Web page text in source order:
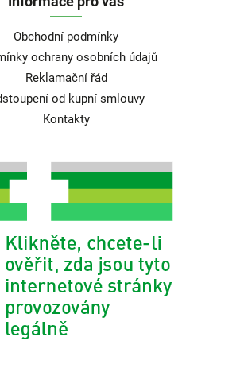
Obchodní podmínky
ochrany osobních údajů
Reklamační řád
od kupní smlouvy
Kontakty